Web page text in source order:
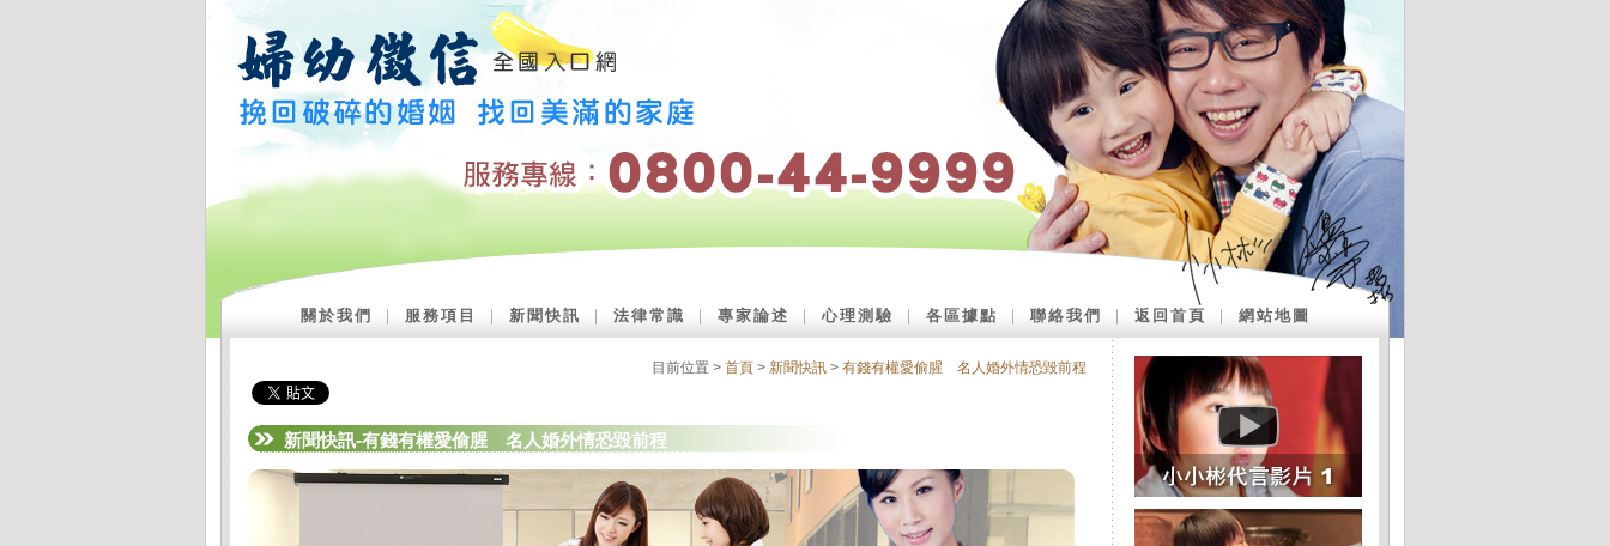
關於我們 服務項目 新聞快訊 法律常識 專家論述 ｜心理測驗 各區據點 聯絡我們 返回首頁 網站地圖
目前位置 > 首頁 > 新聞快訊 > 有錢有權愛偷腥 名人婚外情恐毀前程
新聞快訊-有錢有權愛偷腥 名人婚外情恐毀前程